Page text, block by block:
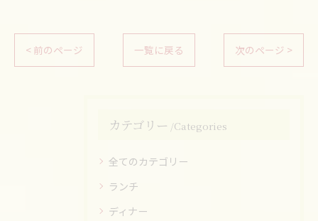
< 前のページ 一覧に戻る 次のページ >
カテゴリー Categories
全てのカテゴリー
ランチ
ディナー